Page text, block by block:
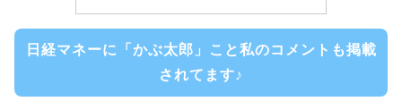
日経マネーに「かぶ太郎」こと私のコメントも掲載
されてます♪